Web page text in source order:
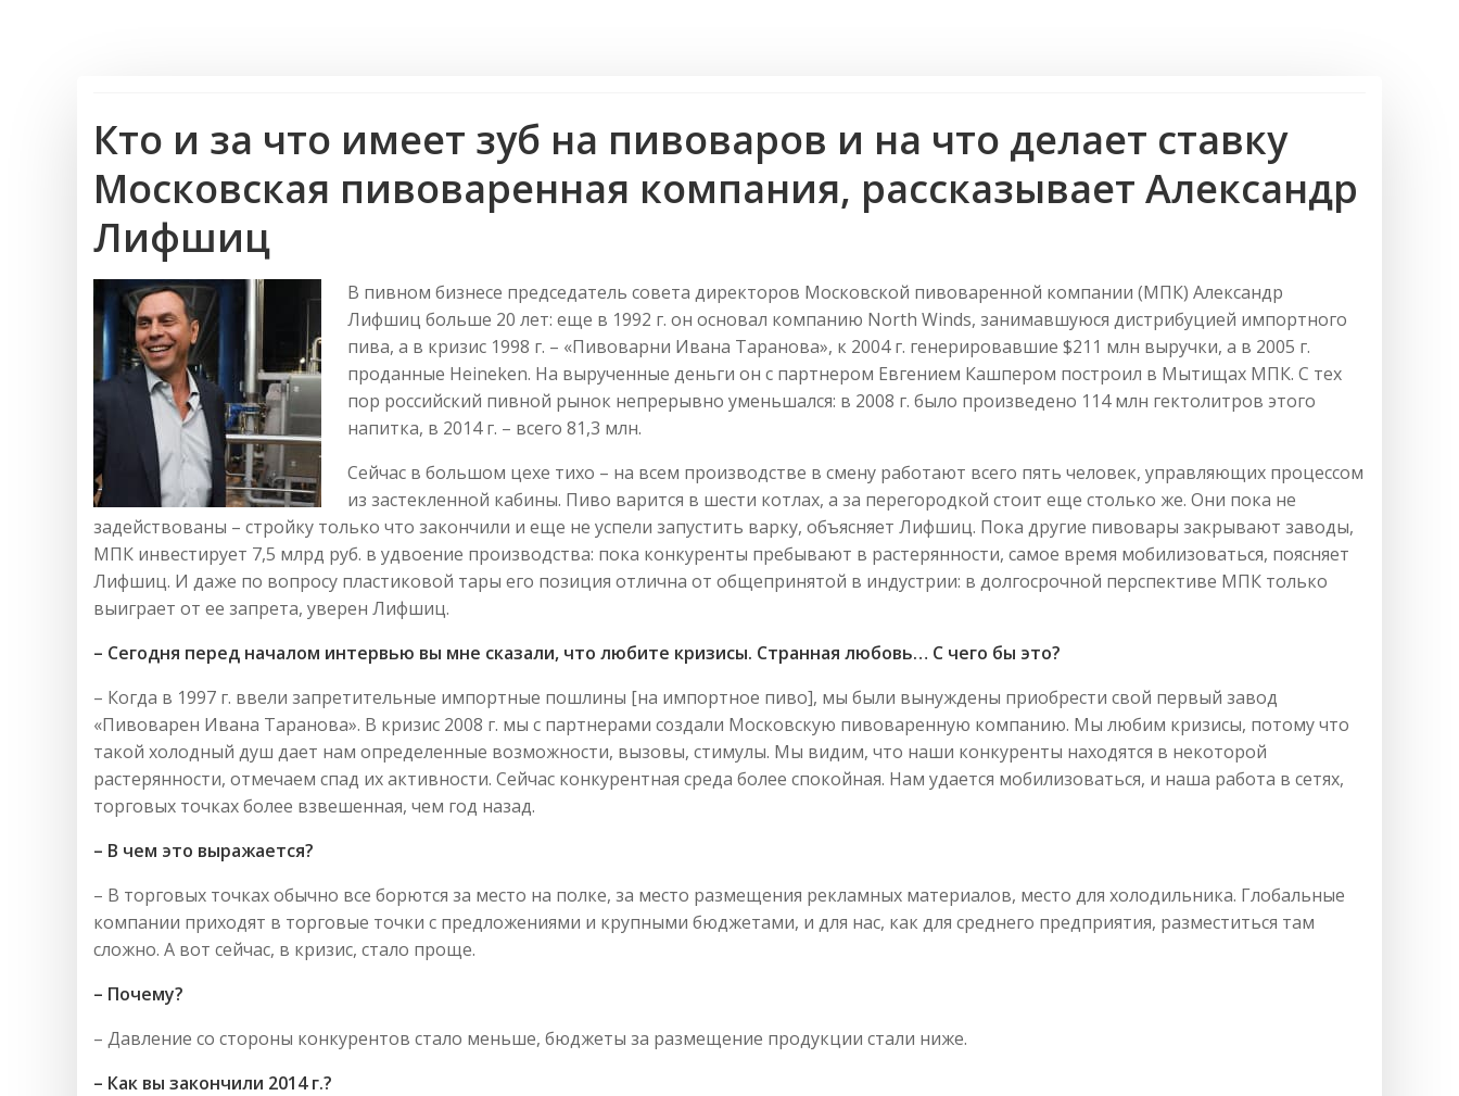
Кто и за что имеет зуб на пивоваров и на что делает ставку
Московская пивоваренная компания, рассказывает Александр
Лифшиц
В пивном бизнесе председатель совета директоров Московской пивоваренной компании (МПК) Александр
Лифшиц больше 20 лет: еще в 1992 г. он основал компанию North Winds, занимавшуюся дистрибуцией импортного
пива, а в кризис 1998 г. – «Пивоварни Ивана Таранова», к 2004 г. генерировавшие $211 млн выручки, а в 2005 г.
проданные Heineken. На вырученные деньги он с партнером Евгением Кашпером построил в Мытищах МПК. С тех
пор российский пивной рынок непрерывно уменьшался: в 2008 г. было произведено 114 млн гектолитров этого
напитка, в 2014 г. – всего 81,3 млн.
Сейчас в большом цехе тихо – на всем производстве в смену работают всего пять человек, управляющих процессом
из застекленной кабины. Пиво варится в шести котлах, а за перегородкой стоит еще столько же. Они пока не
задействованы – стройку только что закончили и еще не успели запустить варку, объясняет Лифшиц. Пока другие пивовары закрывают заводы,
МПК инвестирует 7,5 млрд руб. в удвоение производства: пока конкуренты пребывают в растерянности, самое время мобилизоваться, поясняет
Лифшиц. И даже по вопросу пластиковой тары его позиция отлична от общепринятой в индустрии: в долгосрочной перспективе МПК только
выиграет от ее запрета, уверен Лифшиц.
– Сегодня перед началом интервью вы мне сказали, что любите кризисы. Странная любовь… С чего бы это?
– Когда в 1997 г. ввели запретительные импортные пошлины [на импортное пиво], мы были вынуждены приобрести свой первый завод
«Пивоварен Ивана Таранова». В кризис 2008 г. мы с партнерами создали Московскую пивоваренную компанию. Мы любим кризисы, потому что
такой холодный душ дает нам определенные возможности, вызовы, стимулы. Мы видим, что наши конкуренты находятся в некоторой
растерянности, отмечаем спад их активности. Сейчас конкурентная среда более спокойная. Нам удается мобилизоваться, и наша работа в сетях,
торговых точках более взвешенная, чем год назад.
– В чем это выражается?
– В торговых точках обычно все борются за место на полке, за место размещения рекламных материалов, место для холодильника. Глобальные
компании приходят в торговые точки с предложениями и крупными бюджетами, и для нас, как для среднего предприятия, разместиться там
сложно. А вот сейчас, в кризис, стало проще.
– Почему?
– Давление со стороны конкурентов стало меньше, бюджеты за размещение продукции стали ниже.
– Как вы закончили 2014 г.?